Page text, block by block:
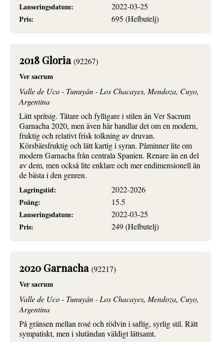
Lanseringsdatum:
2022-03-25
Pris:
695 (Helbutelj)
2018 Gloria(92267)
Ver sacrum
Valle de Uco - Tunuyán - Los Chacayes, Mendoza, Cuyo,
Argentina
Lätt spritsig. Tätare och fylligare i stilen än Ver Sacrum
Garnacha 2020, men även här handlar det om en modern,
fruktig och relativt frisk tolkning av druvan.
Körsbärsfruktig och lätt kartig i syran. Påminner lite om
modern Garnacha från centrala Spanien. Renare än en del
av dem, men också lite enklare och mer endimensionell än
de bästa i den genren.
Lagringstid:
2022-2026
Poäng:
15.5
Lanseringsdatum:
2022-03-25
Pris:
249 (Helbutelj)
2020 Garnacha(92217)
Ver sacrum
Valle de Uco - Tunuyán - Los Chacayes, Mendoza, Cuyo,
Argentina
På gränsen mellan rosé och rödvin i saftig, syrlig stil. Rätt
sympatiskt, men i slutändan väldigt lättsamt.